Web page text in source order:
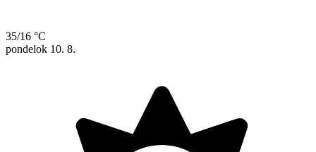
35/16 °C
pondelok 10. 8.